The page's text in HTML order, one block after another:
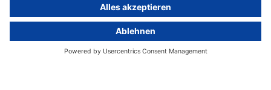
Unsere Experten
Kontakt
activeMind AG (Deutschland)
activeMind.ch (Schweiz)
activeMind.uk (Vereinigtes
Königreich)